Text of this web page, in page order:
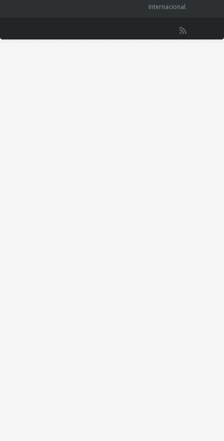
Internacional